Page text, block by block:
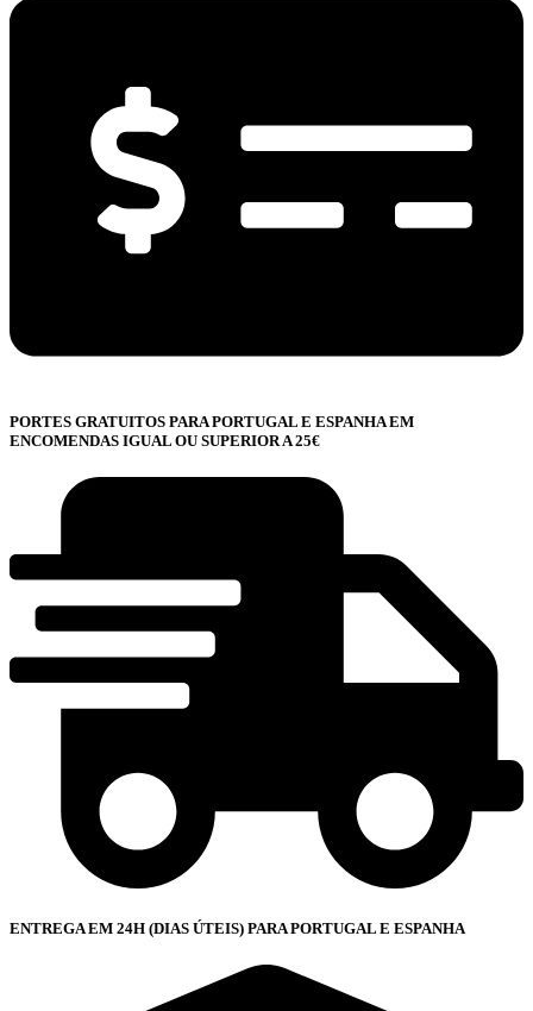
PORTES GRATUITOS PARA PORTUGAL E ESPANHA EM
ENCOMENDAS IGUAL OU SUPERIOR A 25€
ENTREGA EM 24H (DIAS ÚTEIS) PARA PORTUGAL E ESPANHA